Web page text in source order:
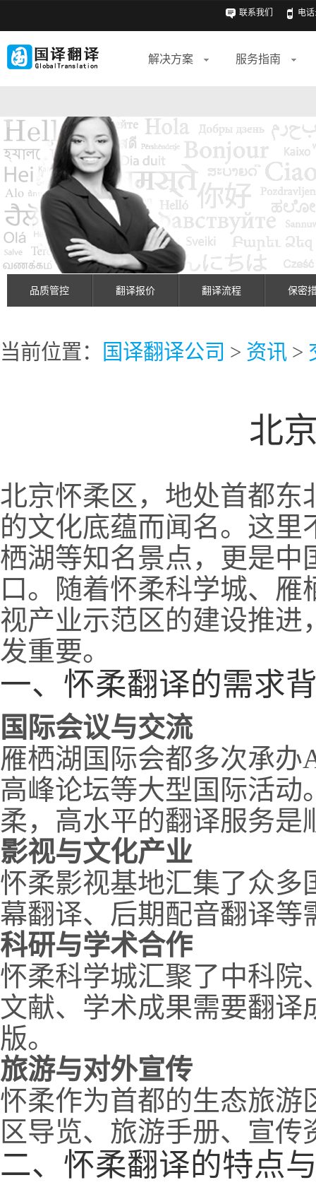
联系我们 电话
解决方案 服务指南
品质管控 翻译报价 翻译流程 保密
当前位置： 国译翻译公司 > 资讯 >
北
北京怀柔区，地处首都东
的文化底蕴而闻名。这
栖湖等知名景点，更是中
口。随着怀柔科学城、
视产业示范区的建设推进
发重要。
一、怀柔翻译的需求
国际会议与交流
雁栖湖国际会都多次承办
高峰论坛等大型国际活
柔，高水平的翻译服务是
影视与文化产业
怀柔影视基地汇集了众多
幕翻译、后期配音翻译等
科研与学术合作
怀柔科学城汇聚了中科院
文献、学术成果需要翻
版。
旅游与对外宣传
怀柔作为首都的生态旅游
区导览、旅游手册、宣
二、怀柔翻译的特点